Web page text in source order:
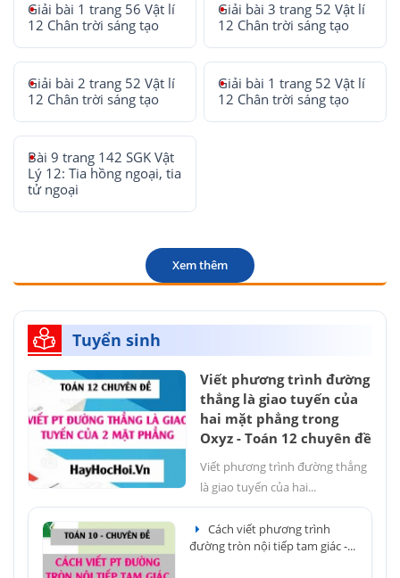
Giải bài 1 trang 56 Vật lí
12 Chân trời sáng tạo
Giải bài 3 trang 52 Vật lí
12 Chân trời sáng tạo
Giải bài 2 trang 52 Vật lí
12 Chân trời sáng tạo
Giải bài 1 trang 52 Vật lí
12 Chân trời sáng tạo
Bài 9 trang 142 SGK Vật
Lý 12: Tia hồng ngoại, tia
tử ngoại
Xem thêm
Tuyển sinh
Viết phương trình đường
thẳng là giao tuyến của
hai mặt phẳng trong
Oxyz - Toán 12 chuyên đề
Viết phương trình đường thẳng
là giao tuyến của hai...
Cách viết phương trình
đường tròn nội tiếp tam giác -...